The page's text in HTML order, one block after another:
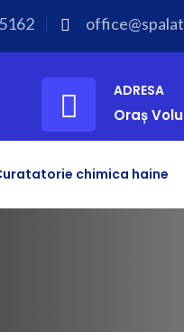
ADRESA
Oraș
chimica haine